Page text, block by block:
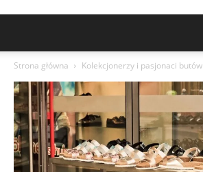
Strona główna Kolekcjonerzy i pasjonaci butów